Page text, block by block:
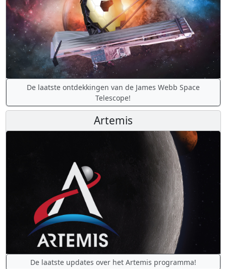
De laatste ontdekkingen van de James Webb Space
Telescope!
Artemis
De laatste updates over het Artemis programma!